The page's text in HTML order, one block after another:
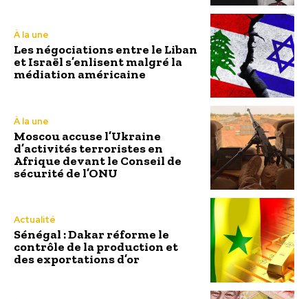
À la une
Les négociations entre le Liban
et Israël s’enlisent malgré la
médiation américaine
À la une
Moscou accuse l’Ukraine
d’activités terroristes en
Afrique devant le Conseil de
sécurité de l’ONU
Actualité
Sénégal : Dakar réforme le
contrôle de la production et
des exportations d’or